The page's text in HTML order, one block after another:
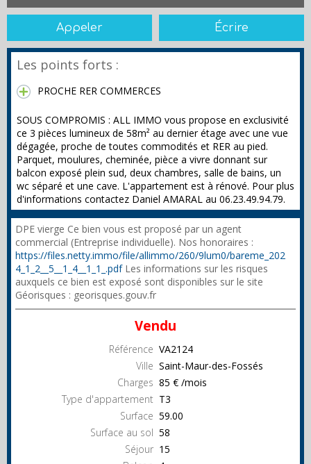
Appeler Écrire
Les points forts :
PROCHE RER COMMERCES
SOUS COMPROMIS : ALL IMMO vous propose en exclusivité
ce 3 pièces lumineux de 58m² au dernier étage avec une vue
dégagée, proche de toutes commodités et RER au pied.
Parquet, moulures, cheminée, pièce a vivre donnant sur
balcon exposé plein sud, deux chambres, salle de bains, un
wc séparé et une cave. L'appartement est à rénové. Pour plus
d'informations contactez Daniel AMARAL au 06.23.49.94.79.
DPE vierge Ce bien vous est proposé par un agent
commercial (Entreprise individuelle). Nos honoraires :
https://files.netty.immo/file/allimmo/260/9lum0/bareme_202
4_1_2__5__1_4__1_1_.pdfLes informations sur les risques
auxquels ce bien est exposé sont disponibles sur le site
Géorisques : georisques.gouv.fr
Vendu
Référence VA2124
Ville Saint-Maur-des-Fossés
Charges 85 € /mois
Type d'appartement T3
Surface 59.00
Surface au sol 58
Séjour 15